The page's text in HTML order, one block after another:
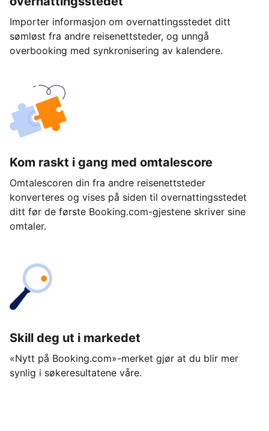
Importer informasjon om overnattingsstedet ditt
sømløst fra andre reisenettsteder, og unngå
overbooking med synkronisering av kalendere.
Kom raskt i gang med omtalescore
Omtalescoren din fra andre reisenettsteder
konverteres og vises på siden til overnattingsstedet
ditt før de første Booking.com-gjestene skriver sine
omtaler.
Skill deg ut i markedet
«Nytt på Booking.com»-merket gjør at du blir mer
synlig i søkeresultatene våre.